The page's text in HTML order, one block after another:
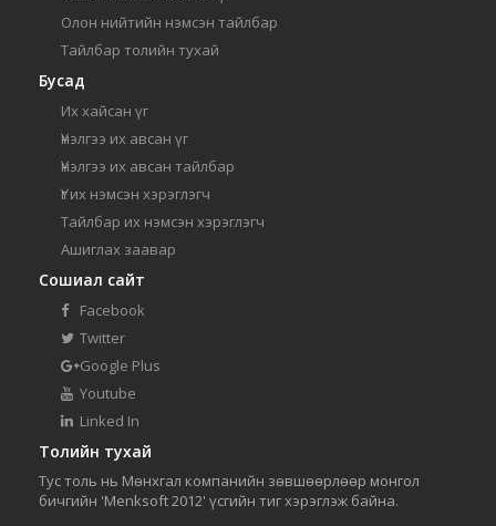
Олон нийтийн нэмсэн тайлбар
Тайлбар толийн тухай
Бусад
Их хайсан үг
Үнэлгээ их авсан үг
Үнэлгээ их авсан тайлбар
Үг их нэмсэн хэрэглэгч
Тайлбар их нэмсэн хэрэглэгч
Ашиглах заавар
Сошиал сайт
Facebook
Twitter
Google Plus
Youtube
Linked In
Толийн тухай
Тус толь нь Мөнхгал компанийн зөвшөөрлөөр монгол
бичгийн 'Menksoft 2012' үсгийн тиг хэрэглэж байна.